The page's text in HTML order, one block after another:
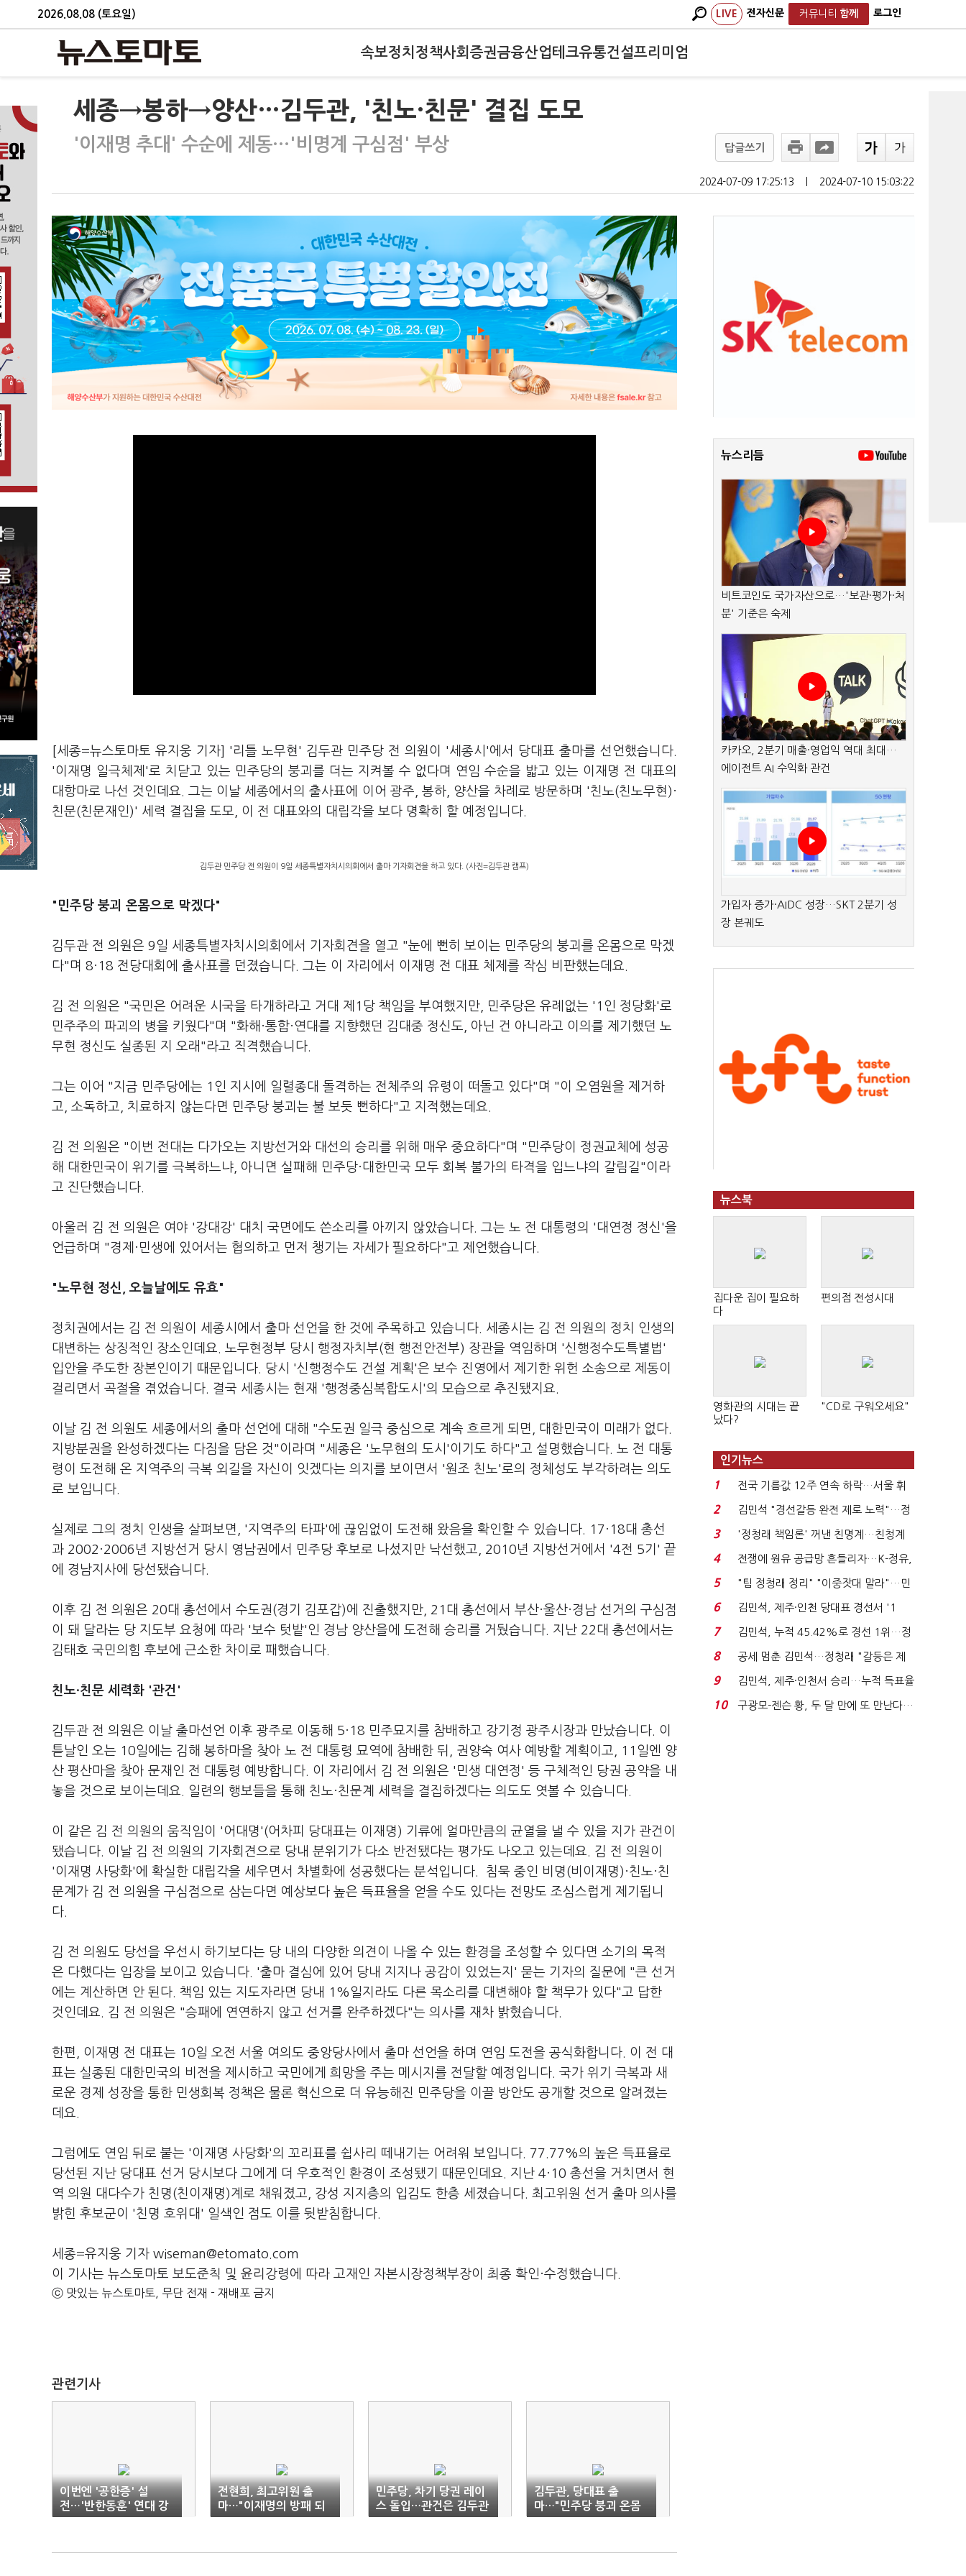
2026.08.08 (토요일) LIVE 전자신문 커뮤니티 함께 로그인
속보정치 정책사회 증권금융산업테크유통건설프리미엄
세종→봉하→양산…김두관, '친노·친문' 결집 도모
'이재명 추대' 수순에 제동…'비명계 구심점' 부상 답글쓰기
2024-07-09 17:25:13 2024-07-10 15:03:22
[세종=뉴스토마토 유지웅 기자] '리틀 노무현' 김두관 민주당 전 의원이 '세종시'에서 당대표 출마를 선언했습니다.
'이재명 일극체제'로 치닫고 있는 민주당의 붕괴를 더는 지켜볼 수 없다며 연임 수순을 밟고 있는 이재명 전 대표의
대항마로 나선 것인데요. 그는 이날 세종에서의 출사표에 이어 광주, 봉하, 양산을 차례로 방문하며 '친노(친노무현)·
친문(친문재인)' 세력 결집을 도모, 이 전 대표와의 대립각을 보다 명확히 할 예정입니다.
김두관 민주당 전 의원이 9일 세종특별자치시의회에서 출마 기자회견을 하고 있다. (사진=김두관 캠프)
"민주당 붕괴 온몸으로 막겠다"
김두관 전 의원은 9일 세종특별자치시의회에서 기자회견을 열고 "눈에 뻔히 보이는 민주당의 붕괴를 온몸으로 막겠
다"며 8·18 전당대회에 출사표를 던졌습니다. 그는 이 자리에서 이재명 전 대표 체제를 작심 비판했는데요.
김 전 의원은 "국민은 어려운 시국을 타개하라고 거대 제1당 책임을 부여했지만, 민주당은 유례없는 '1인 정당화'로
민주주의 파괴의 병을 키웠다"며 "화해·통합·연대를 지향했던 김대중 정신도, 아닌 건 아니라고 이의를 제기했던 노
무현 정신도 실종된 지 오래"라고 직격했습니다.
그는 이어 "지금 민주당에는 1인 지시에 일렬종대 돌격하는 전체주의 유령이 떠돌고 있다"며 "이 오염원을 제거하
고, 소독하고, 치료하지 않는다면 민주당 붕괴는 불 보듯 뻔하다"고 지적했는데요.
김 전 의원은 "이번 전대는 다가오는 지방선거와 대선의 승리를 위해 매우 중요하다"며 "민주당이 정권교체에 성공
해 대한민국이 위기를 극복하느냐, 아니면 실패해 민주당·대한민국 모두 회복 불가의 타격을 입느냐의 갈림길"이라
고 진단했습니다.
아울러 김 전 의원은 여야 '강대강' 대치 국면에도 쓴소리를 아끼지 않았습니다. 그는 노 전 대통령의 '대연정 정신'을
언급하며 "경제·민생에 있어서는 협의하고 먼저 챙기는 자세가 필요하다"고 제언했습니다.
"노무현 정신, 오늘날에도 유효"
정치권에서는 김 전 의원이 세종시에서 출마 선언을 한 것에 주목하고 있습니다. 세종시는 김 전 의원의 정치 인생의
대변하는 상징적인 장소인데요. 노무현정부 당시 행정자치부(현 행전안전부) 장관을 역임하며 '신행정수도특별법'
입안을 주도한 장본인이기 때문입니다. 당시 '신행정수도 건설 계획'은 보수 진영에서 제기한 위헌 소송으로 제동이
걸리면서 곡절을 겪었습니다. 결국 세종시는 현재 '행정중심복합도시'의 모습으로 추진됐지요.
이날 김 전 의원도 세종에서의 출마 선언에 대해 "수도권 일극 중심으로 계속 흐르게 되면, 대한민국이 미래가 없다.
지방분권을 완성하겠다는 다짐을 담은 것"이라며 "세종은 '노무현의 도시'이기도 하다"고 설명했습니다. 노 전 대통
령이 도전해 온 지역주의 극복 외길을 자신이 잇겠다는 의지를 보이면서 '원조 친노'로의 정체성도 부각하려는 의도
로 보입니다.
실제로 그의 정치 인생을 살펴보면, '지역주의 타파'에 끊임없이 도전해 왔음을 확인할 수 있습니다. 17·18대 총선
과 2002·2006년 지방선거 당시 영남권에서 민주당 후보로 나섰지만 낙선했고, 2010년 지방선거에서 '4전 5기' 끝
에 경남지사에 당선됐습니다.
이후 김 전 의원은 20대 총선에서 수도권(경기 김포갑)에 진출했지만, 21대 총선에서 부산·울산·경남 선거의 구심점
이 돼 달라는 당 지도부 요청에 따라 '보수 텃밭'인 경남 양산을에 도전해 승리를 거뒀습니다. 지난 22대 총선에서는
김태호 국민의힘 후보에 근소한 차이로 패했습니다.
친노·친문 세력화 '관건'
김두관 전 의원은 이날 출마선언 이후 광주로 이동해 5·18 민주묘지를 참배하고 강기정 광주시장과 만났습니다. 이
튿날인 오는 10일에는 김해 봉하마을 찾아 노 전 대통령 묘역에 참배한 뒤, 권양숙 여사 예방할 계획이고, 11일엔 양
산 평산마을 찾아 문재인 전 대통령 예방합니다. 이 자리에서 김 전 의원은 '민생 대연정' 등 구체적인 당권 공약을 내
놓을 것으로 보이는데요. 일련의 행보들을 통해 친노·친문계 세력을 결집하겠다는 의도도 엿볼 수 있습니다.
이 같은 김 전 의원의 움직임이 '어대명'(어차피 당대표는 이재명) 기류에 얼마만큼의 균열을 낼 수 있을 지가 관건이
됐습니다. 이날 김 전 의원의 기자회견으로 당내 분위기가 다소 반전됐다는 평가도 나오고 있는데요. 김 전 의원이
'이재명 사당화'에 확실한 대립각을 세우면서 차별화에 성공했다는 분석입니다. 침묵 중인 비명(비이재명)·친노·친
문계가 김 전 의원을 구심점으로 삼는다면 예상보다 높은 득표율을 얻을 수도 있다는 전망도 조심스럽게 제기됩니
다.
김 전 의원도 당선을 우선시 하기보다는 당 내의 다양한 의견이 나올 수 있는 환경을 조성할 수 있다면 소기의 목적
은 다했다는 입장을 보이고 있습니다. '출마 결심에 있어 당내 지지나 공감이 있었는지' 묻는 기자의 질문에 "큰 선거
에는 계산하면 안 된다. 책임 있는 지도자라면 당내 1%일지라도 다른 목소리를 대변해야 할 책무가 있다"고 답한
것인데요. 김 전 의원은 "승패에 연연하지 않고 선거를 완주하겠다"는 의사를 재차 밝혔습니다.
한편, 이재명 전 대표는 10일 오전 서울 여의도 중앙당사에서 출마 선언을 하며 연임 도전을 공식화합니다. 이 전 대
표는 실종된 대한민국의 비전을 제시하고 국민에게 희망을 주는 메시지를 전달할 예정입니다. 국가 위기 극복과 새
로운 경제 성장을 통한 민생회복 정책은 물론 혁신으로 더 유능해진 민주당을 이끌 방안도 공개할 것으로 알려졌는
데요.
그럼에도 연임 뒤로 붙는 '이재명 사당화'의 꼬리표를 쉽사리 떼내기는 어려워 보입니다. 77.77%의 높은 득표율로
당선된 지난 당대표 선거 당시보다 그에게 더 우호적인 환경이 조성됐기 때문인데요. 지난 4·10 총선을 거치면서 현
역 의원 대다수가 친명(친이재명)계로 채워졌고, 강성 지지층의 입김도 한층 세졌습니다. 최고위원 선거 출마 의사를
밝힌 후보군이 '친명 호위대' 일색인 점도 이를 뒷받침합니다.
세종=유지웅 기자 wiseman@etomato.com
이 기사는 뉴스토마토 보도준칙 및 윤리강령에 따라 고재인 자본시장정책부장이 최종 확인·수정했습니다.
ⓒ 맛있는 뉴스토마토, 무단 전재 - 재배포 금지
관련기사
이번엔 '공한증' 설
전…'반한동훈' 연대 강
화
전현희, 최고위원 출
마…"이재명의 방패 되
겠다"
민주당, 차기 당권 레이
스 돌입…관건은 김두관
득표율
김두관, 당대표 출
마…"민주당 붕괴 온몸
으로 막겠다"
뉴스리듬
비트코인도 국가자산으로…'보관·평가·처
분' 기준은 숙제
카카오, 2분기 매출·영업익 역대 최대…
에이전트 AI 수익화 관건
가입자 증가·AIDC 성장…SKT 2분기 성
장 본궤도
뉴스북
집다운 집이 필요하
다
편의점 전성시대
영화관의 시대는 끝
났다?
"CD로 구워오세요"
인기뉴스
1
전국 기름값 12주 연속 하락…서울 휘
발윳값 1909원...
2
김민석 "경선갈등 완전 제로 노력"…정
청래 "반명 공세 사...
3
'정청래 책임론' 꺼낸 친명계…친청계
는 추가투표 때리기...
4
전쟁에 원유 공급망 흔들리자…K-정유,
에너지안보 핵심...
5
"팀 정청래 정리" "이중잣대 말라"…민
주 최고위원 계파 다...
6
김민석, 제주·인천 당대표 경선서 '1
위'(1보)...
7
김민석, 누적 45.42%로 경선 1위…정
청래와 격차 0.86%p(...
8
공세 멈춘 김민석…정청래 "갈등은 제
가 수습"
9
김민석, 제주·인천서 승리…누적 득표율
'1위 탈환'(종합)...
10
구광모-젠슨 황, 두 달 만에 또 만난다…